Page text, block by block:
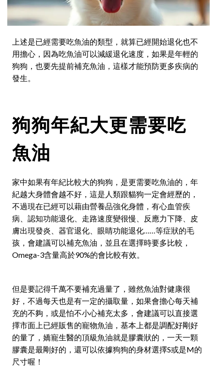
上述是已經需要吃魚油的類型，就算已經開始退化也不
用擔心，因為吃魚油可以減緩退化速度，如果是年輕的
狗狗，也要先提前補充魚油，這樣才能預防更多疾病的
發生。
狗狗年紀大更需要吃
魚油
家中如果有年紀比較大的狗狗，是更需要吃魚油的，年
紀越大身體會越不好，這是人類跟貓狗一定會經歷的，
不過現在已經可以藉由營養品強化身體，有心血管疾
病、認知功能退化、走路速度變很慢、反應力下降、皮
膚出現發炎、器官退化、眼睛功能退化……等症狀的毛
孩，會建議可以補充魚油，並且在選擇時要多比較，
Omega-3含量高於90%的會比較有效。
但是要記得千萬不要補充過量了，雖然魚油對健康很
好，不過每天也是有一定的攝取量，如果會擔心每天補
充的不夠，或是怕不小心補充太多，會建議可以直接選
擇市面上已經販售的寵物魚油，基本上都是調配好剛好
的量了，嬌寵生醫的頂級魚油就是膠囊狀的，一天一顆
膠囊是最剛好的，還可以依據狗狗的身材選擇S或是M的
尺寸喔！